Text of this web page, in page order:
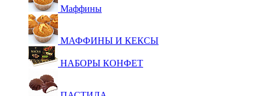
Маффины
МАФФИНЫ И КЕКСЫ
НАБОРЫ КОНФЕТ